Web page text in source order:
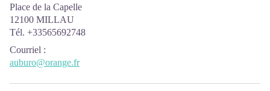
Place de la Capelle
12100 MILLAU
Tél. +33565692748
Courriel :
auburo@orange.fr